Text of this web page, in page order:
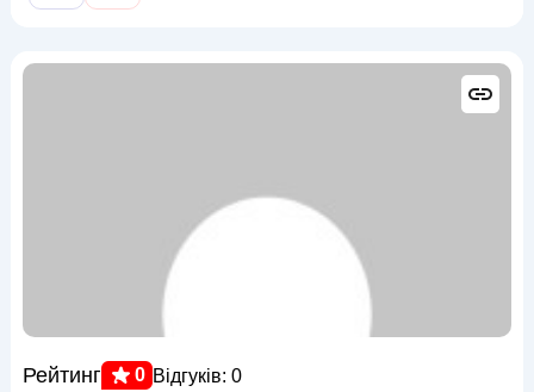
Рейтинг 0 Відгуків: 0